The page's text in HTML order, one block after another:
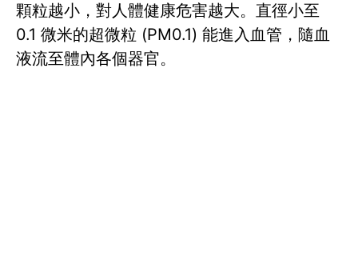
顆粒越小，對人體健康危害越大。直徑小至
0.1 微米的超微粒 (PM0.1) 能進入血管，隨血
液流至體內各個器官。